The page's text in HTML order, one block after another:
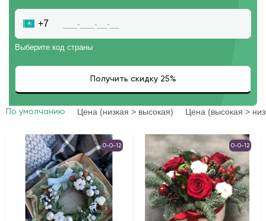
+7
Выберите код страны
По умолчанию Цена (низкая > высокая) Цена (высокая >
0-0-12 0-0-12